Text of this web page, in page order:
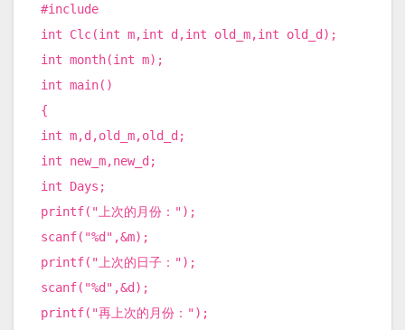
#include
int Clc(int m,int d,int old_m,int old_d);
int month(int m);
int main()
{
int m,d,old_m,old_d;
int new_m,new_d;
int Days;
printf("上次的月份：");
scanf("%d",&m);
printf("上次的日子：");
scanf("%d",&d);
printf("再上次的月份：");